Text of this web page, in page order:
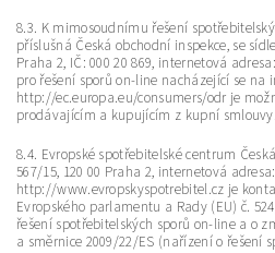
8.3. K mimosoudnímu řešení
příslušná Česká obchodní inspekce, se
Praha 2, IČ: 000 20 869, internetová
pro řešení sporů on-line nacházející se na
http://ec.europa.eu/consumers/odr je
prodávajícím a kupujícím z kupní smlouvy.
8.4. Evropské spotřebitelské centrum
567/15, 120 00 Praha 2, internetová adresa:
http://www.evropskyspotrebitel.cz je
Evropského parlamentu a Rady (EU) č.
řešení spotřebitelských sporů on-line a o
a směrnice 2009/22/ES (nařízení o řešení